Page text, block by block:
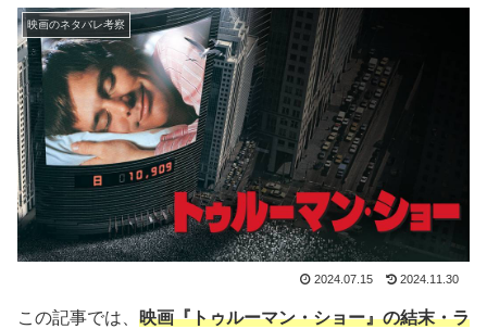
映画のネタバレ考察
2024.07.15 2024.11.30
この記事では、 映画『トゥルーマン・ショー』の結末・ラ